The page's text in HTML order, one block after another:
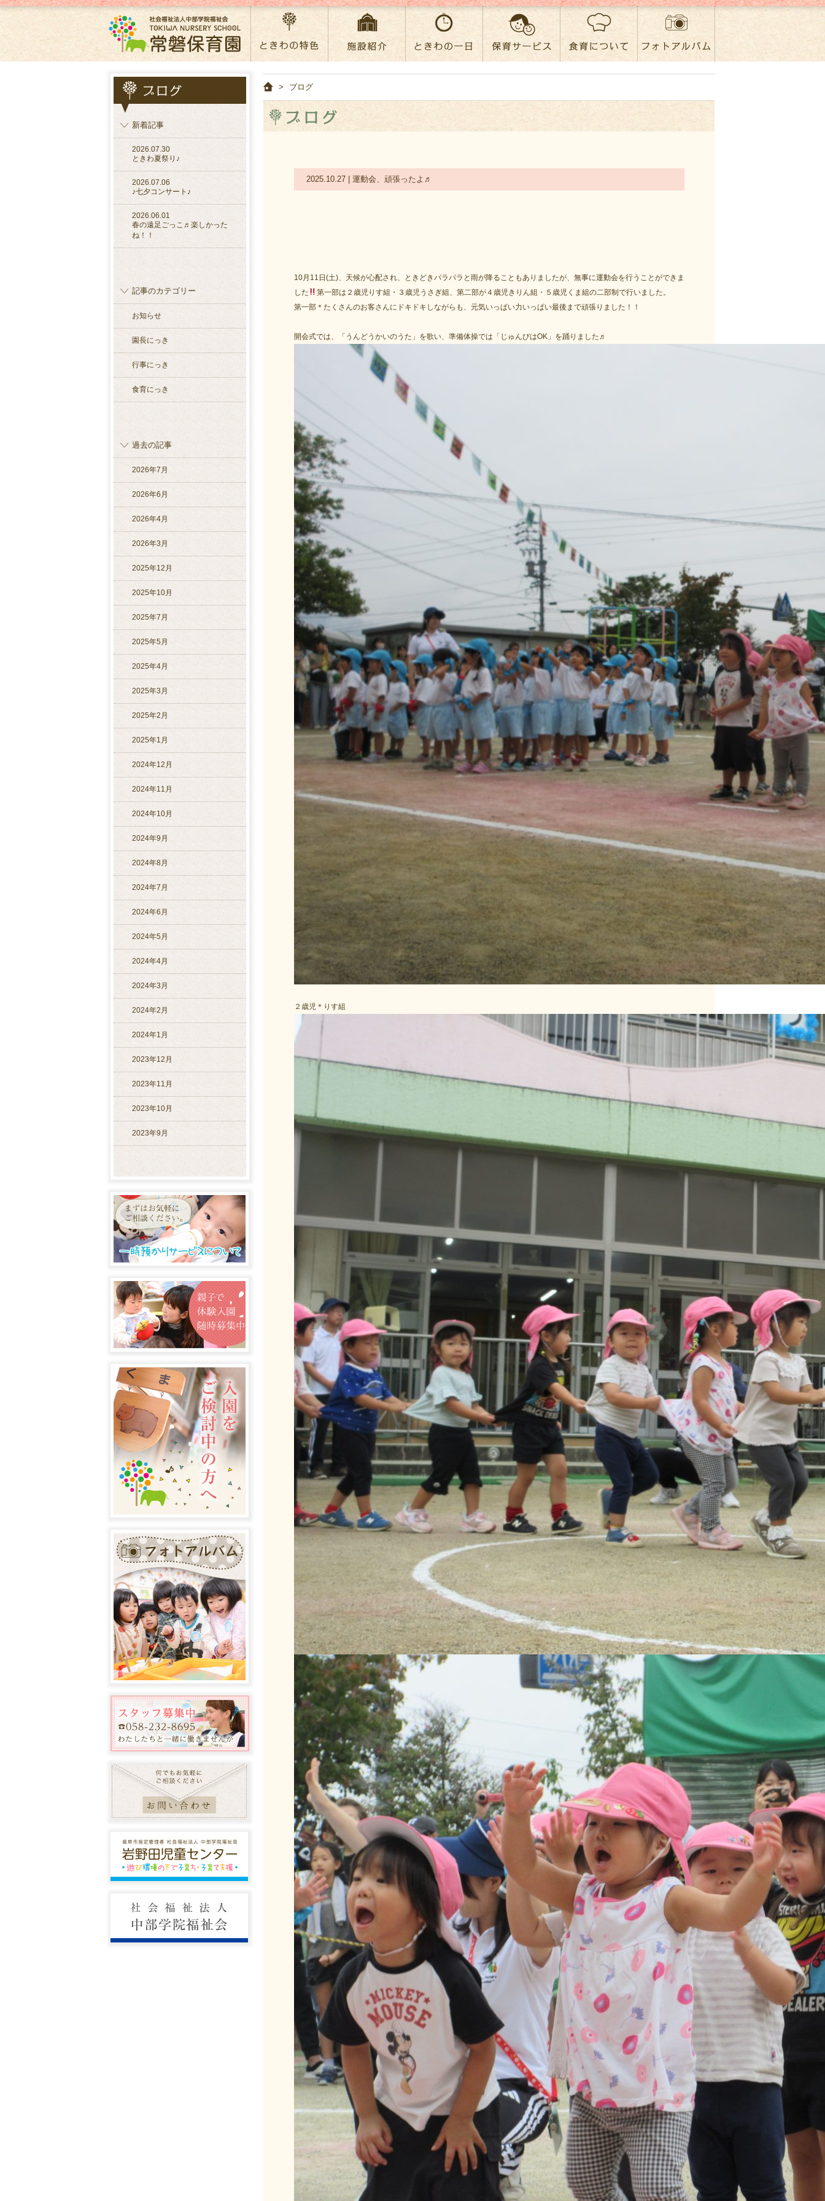
新着記事
2026.07.30
ときわ夏祭り♪
2026.07.06
♪七夕コンサート♪
2026.06.01
春の遠足ごっこ♬楽しかった
ね！！
記事のカテゴリー
お知らせ
園長にっき
行事にっき
食育にっき
過去の記事
2026年7月
2026年6月
2026年4月
2026年3月
2025年12月
2025年10月
2025年7月
2025年5月
2025年4月
2025年3月
2025年2月
2025年1月
2024年12月
2024年11月
2024年10月
2024年9月
2024年8月
2024年7月
2024年6月
2024年5月
2024年4月
2024年3月
2024年2月
2024年1月
2023年12月
2023年11月
2023年10月
2023年9月
> ブログ
2025.10.27 | 運動会、頑張ったよ♬
10月11日(土)、天候が心配され、ときどきパラパラと雨が降ることもありましたが、無事に運動会を行うことができま
した
第一部は２歳児りす組・３歳児うさぎ組、第二部が４歳児きりん組・５歳児くま組の二部制で行いました。
第一部＊たくさんのお客さんにドキドキしながらも、元気いっぱい力いっぱい最後まで頑張りました！！
開会式では、「うんどうかいのうた」を歌い、準備体操では「じゅんびはOK」を踊りました♬
２歳児＊りす組